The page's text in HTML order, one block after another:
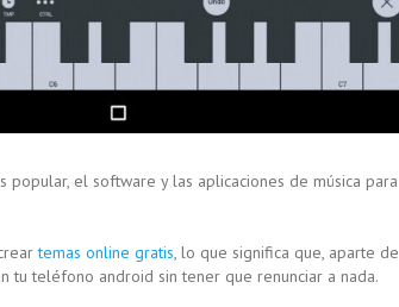
popular, el software y las aplicaciones de música para
temas online gratis, lo que significa que, aparte de
tu teléfono android sin tener que renunciar a nada.